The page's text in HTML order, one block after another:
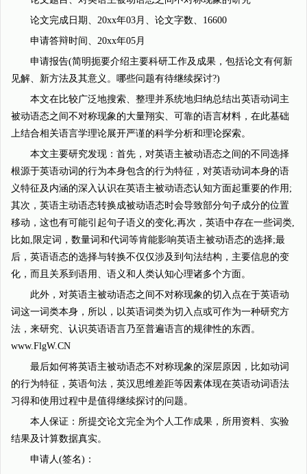
论文完成日期、20xx年03月、论文字数、16600
申请答辩时间、20xx年05月
申请报告(简明扼要介绍主要科研工作及成果，包括论文有何新
见解、新方法及其意义。哪些问题有待继续探讨?)
本文在比较广泛地搜索、整理并系统地归纳总结出英语动词主
被动语态之间不对称现象的大量翔实、可靠的语言材料，在此基础
上结合相关语言学理论展开严谨的科学分析和理论探索。
本文主要研究发现：首先，对英语主被动语态之间的不同选择
根源于英语动词的行为本身包含的行为特征，对英语动词本身的语
义特征及内涵的深入认识在英语主被动语态认知方面起重要的作用;
其次，英语主动语态转换成被动语态时会导致部分句子成分的位置
移动，这也有可能引起句子语义的变化;再次，英语中存在一些词类,
比如,限定词，数量词和代词等肯能影响英语主被动语态的选择;最
后，英语语态的选择与转换不仅仅涉及到句法结构，主要信息的变
化，而且关系到语用、语义和人类认知心理诸多个方面。
此外，对英语主被动语态之间不对称现象的切入点在于英语动
词这一词类本身，所以，以英语词类为切入点或可作为一种研究方
法，来研究、认识英语语言乃至普遍语言的规律性的东西。
www.FlgW.CN
最后如何将英语主被动语态不对称现象的深层原因，比如动词
的行为特征，英语句法，英汉思维差距等因素体现在英语动词语法
习得和使用过程中是值得继续探讨的问题。
本人保证：所提交论文完全为个人工作成果，所用资料、实验
结果及计算数据真实。
申请人(签名)：